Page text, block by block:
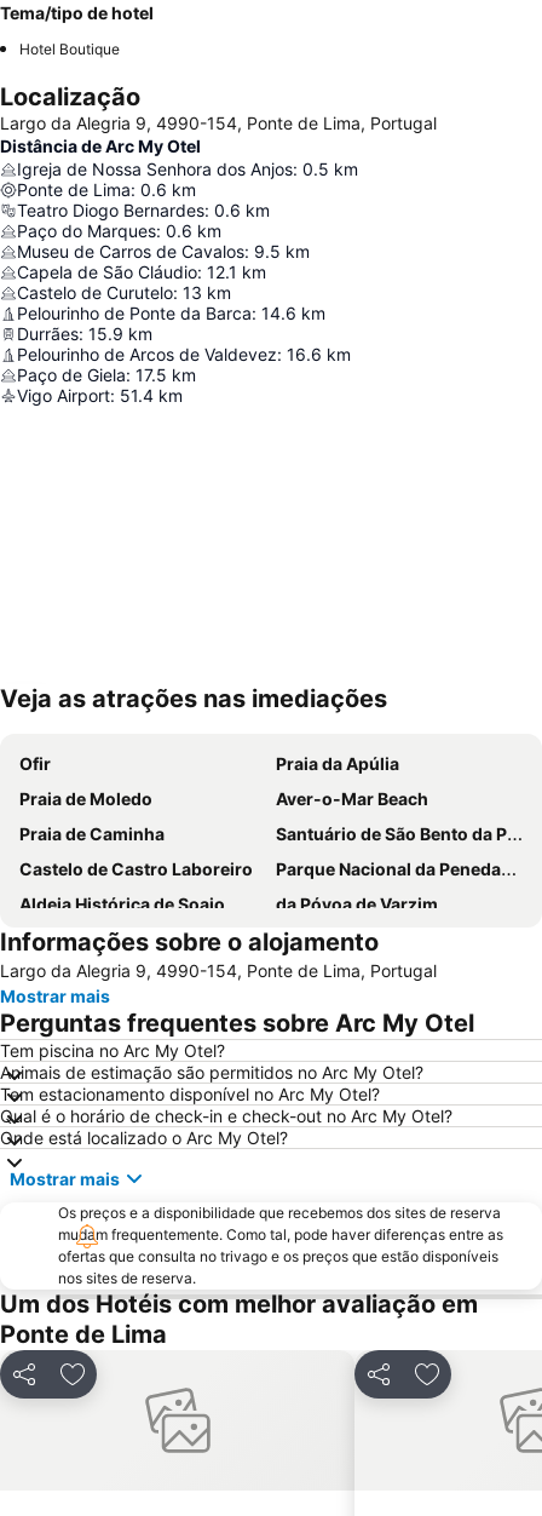
Tema/tipo de hotel
Hotel Boutique
Localização
Largo da Alegria 9, 4990-154, Ponte de Lima, Portugal
Distância de Arc My Otel
Igreja de Nossa Senhora dos Anjos: 0.5 km
Ponte de Lima: 0.6 km
Teatro Diogo Bernardes: 0.6 km
Paço do Marques: 0.6 km
Museu de Carros de Cavalos: 9.5 km
Capela de São Cláudio: 12.1 km
Castelo de Curutelo: 13 km
Pelourinho de Ponte da Barca: 14.6 km
Durrães: 15.9 km
Pelourinho de Arcos de Valdevez: 16.6 km
Paço de Giela: 17.5 km
Vigo Airport: 51.4 km
Ampliar mapa
Veja as atrações nas imediações
Ofir
Praia da Apúlia
Praia de Moledo
Aver-o-Mar Beach
Praia de Caminha
Santuário de São Bento da Porta Aberta
Castelo de Castro Laboreiro
Parque Nacional da Peneda-Gerês
Aldeia Histórica de Soajo
da Póvoa de Varzim
Praia Fluvial de Vilar da Veiga
Vila Praia de Âncora
Braga Parque
Estádio Municipal de Braga - Estádio AXA
Bom Jesus do Monte
Caxinas Beach
Cascata do Tahiti - Ermida
do Cabedelo
Praia Fluvial do Taboão
Termas Romanas do Alto da Cividade
Estação de Caminhos de Ferro de Braga
Praia de Esposende
Aquático de Fafe
Azurara Beach
Paseo Marítimo de Baiona
Estela Beach
Lago dos Cisnes
DiverLanhoso
Praia de Vila do Conde
Da Amorosa
Praia da Foz do Minho
Minho Center
Igreja de Riba d'Ave
Puerto de Baiona
Albufeira do Ermal
Informações sobre o alojamento
Largo da Alegria 9, 4990-154, Ponte de Lima, Portugal
Mostrar mais
Perguntas frequentes sobre Arc My Otel
Tem piscina no Arc My Otel?
Animais de estimação são permitidos no Arc My Otel?
Tem estacionamento disponível no Arc My Otel?
Qual é o horário de check-in e check-out no Arc My Otel?
Onde está localizado o Arc My Otel?
Mostrar mais
Os preços e a disponibilidade que recebemos dos sites de reserva
mudam frequentemente. Como tal, pode haver diferenças entre as
ofertas que consulta no trivago e os preços que estão disponíveis
nos sites de reserva.
Um dos Hotéis com melhor avaliação em
Ponte de Lima
PartilharAdicionar aos favoritos PartilharAdicionar